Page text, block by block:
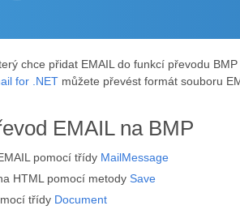
chce přidat EMAIL do funkcí převodu BMP
for .NET můžete převést formát souboru
EMAIL na BMP
pomocí třídy MailMessage
HTML pomocí metody Save
třídy Document